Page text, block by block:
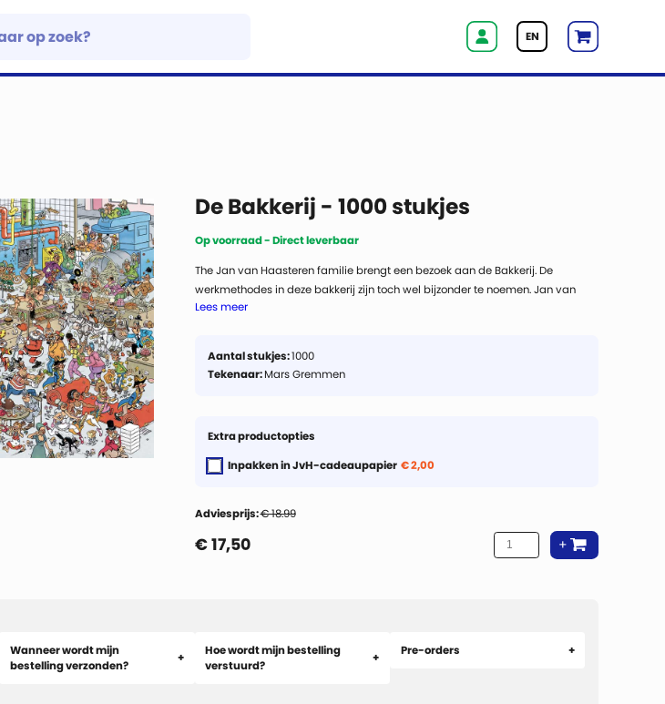
EN
De Bakkerij - 1000 stukjes
Op voorraad - Direct leverbaar
The Jan van Haasteren familie brengt een bezoek aan de Bakkerij. De
werkmethodes in deze bakkerij zijn toch wel bijzonder te noemen. Jan van
Haasteren heeft het goed naar zijn zin maar of het spook hier nou zo blij mee
Lees meer
Aantal stukjes:1000
Tekenaar:Mars Gremmen
Extra productopties
Inpakken in JvH-cadeaupapier € 2,00
Adviesprijs:€ 18.99
€17,50
Wanneer wordt mijn
bestelling verzonden?
Hoe wordt mijn bestelling
verstuurd?
Pre-orders